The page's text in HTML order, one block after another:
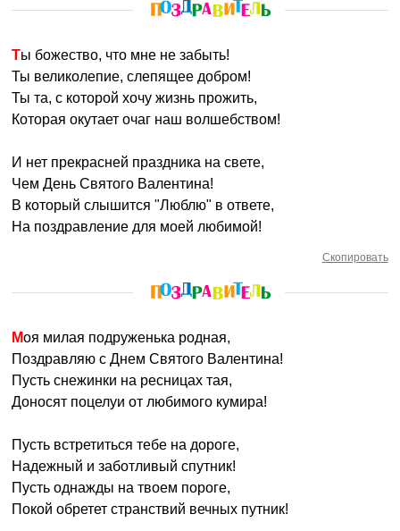
Ты божество, что мне не забыть!
Ты великолепие, слепящее добром!
Ты та, с которой хочу жизнь прожить,
Которая окутает очаг наш волшебством!
И нет прекрасней праздника на свете,
Чем День Святого Валентина!
В который слышится "Люблю" в ответе,
На поздравление для моей любимой!
Скопировать
Моя милая подруженька родная,
Поздравляю с Днем Святого Валентина!
Пусть снежинки на ресницах тая,
Доносят поцелуи от любимого кумира!
Пусть встретиться тебе на дороге,
Надежный и заботливый спутник!
Пусть однажды на твоем пороге,
Покой обретет странствий вечных путник!